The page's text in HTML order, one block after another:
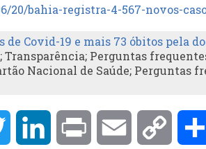
20/bahia-registra-4-567-novos-
Covid-19 e mais 73 óbitos pela
Perguntas
Nacional de Saúde; Perguntas
Twitter LinkedInPrint Email Copy